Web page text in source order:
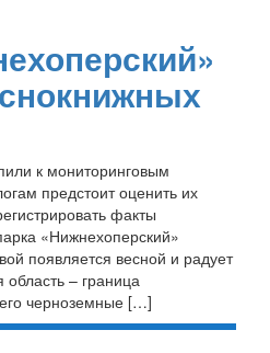
к мониторинговым
предстоит оценить их
факты
«Нижнехоперский»
появляется весной и радует
– граница
черноземные […]